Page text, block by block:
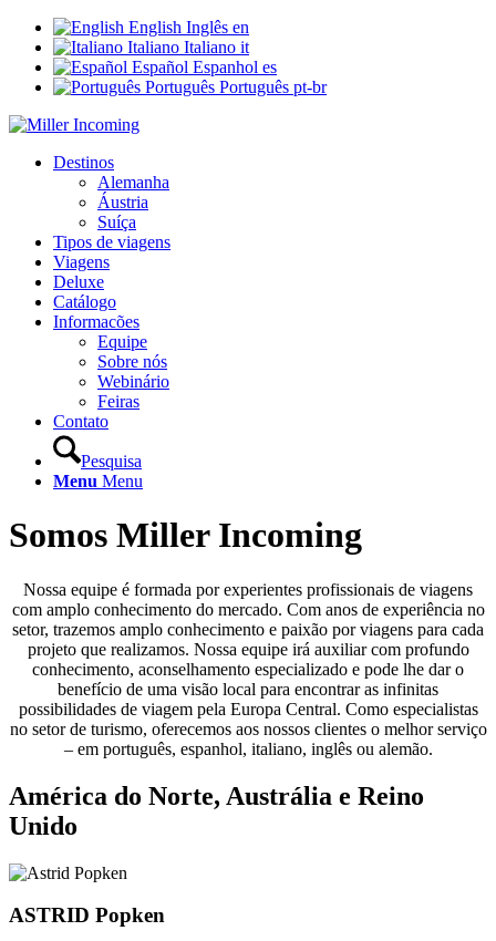
English Inglês en
Italiano Italiano it
Español Espanhol es
Português Português pt-br
Destinos
Alemanha
Áustria
Suíça
Tipos de viagens
Viagens
Deluxe
Catálogo
Informacões
Equipe
Sobre nós
Webinário
Feiras
Contato
Pesquisa
Menu Menu
Somos Miller Incoming
Nossa equipe é formada por experientes profissionais de viagens
com amplo conhecimento do mercado. Com anos de experiência no
setor, trazemos amplo conhecimento e paixão por viagens para cada
projeto que realizamos. Nossa equipe irá auxiliar com profundo
conhecimento, aconselhamento especializado e pode lhe dar o
benefício de uma visão local para encontrar as infinitas
possibilidades de viagem pela Europa Central. Como especialistas
no setor de turismo, oferecemos aos nossos clientes o melhor serviço
– em português, espanhol, italiano, inglês ou alemão.
América do Norte, Austrália e Reino
Unido
ASTRID Popken